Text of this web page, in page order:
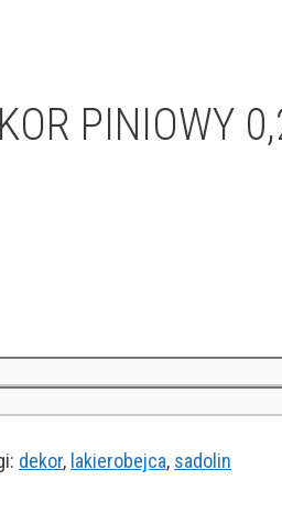
PINIOWY
dekor, lakierobejca, sadolin